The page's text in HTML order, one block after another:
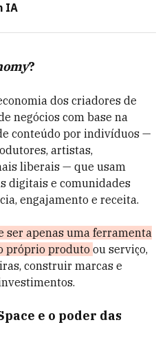
IA
?
dos criadores de
negócios com base na
conteúdo por indivíduos —
artistas,
liberais — que usam
digitais e comunidades
engajamento e receita.
ser apenas uma ferramenta
próprio produto ou serviço,
construir marcas e
e o poder das